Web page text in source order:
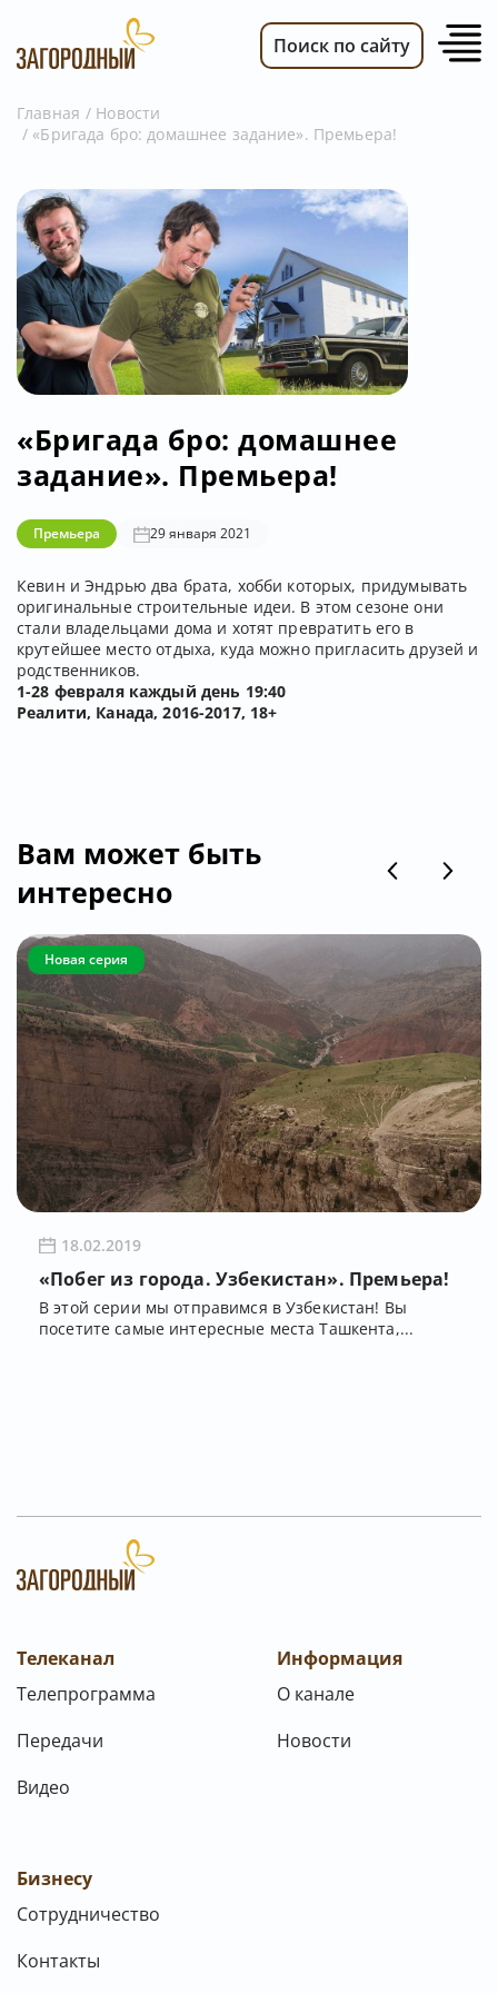
ВИДЕО
НОВОСТИ
ПЕРЕДАЧИ
ТЕЛЕПРОГРАММА
РЕКЛАМОДАТЕЛЯМ
Поиск по сайту
Главная
Новости
«Бригада бро: домашнее задание». Премьера!
Премьера 29 января 2021
«Бригада бро: домашнее
задание». Премьера!
Кевин и Эндрью два брата, хобби которых, придумывать
оригинальные строительные идеи. В этом сезоне они
стали владельцами дома и хотят превратить его в
крутейшее место отдыха, куда можно пригласить друзей и
родственников.
1-28 февраля каждый день 19:40
Реалити, Канада, 2016-2017, 18+
Вам может быть
интересно
Новая серия
18.02.2019
«Побег из города. Узбекистан». Премьера!
В этой серии мы отправимся в Узбекистан! Вы
посетите самые интересные места Ташкента,...
Телеканал
Телепрограмма
Передачи
Видео
Информация
О канале
Новости
Бизнесу
Сотрудничество
Контакты